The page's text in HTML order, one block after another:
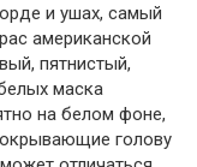
и ушах, самый
американской
пятнистый,
маска
на белом фоне,
голову